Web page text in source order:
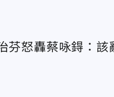
芬怒轟蔡咏鍀：該